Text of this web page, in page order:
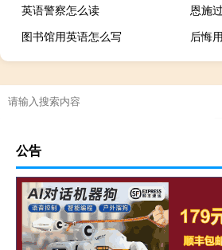
英语警察怎么读
恩施
图书馆用英语怎么写
后悔
公告